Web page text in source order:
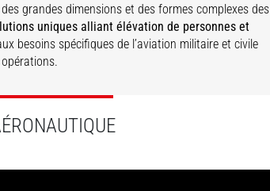
grandes dimensions et des formes complexes des
uniques alliant élévation de personnes et
besoins spécifiques de l’aviation militaire et civile